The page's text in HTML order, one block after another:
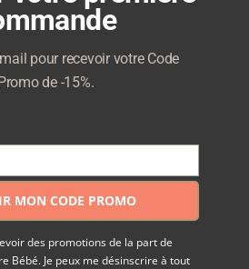
pour recevoir votre Code
de -15%.
MON CODE PROMO
des promotions de la part de
Bébé. Je peux me désinscrire à tout